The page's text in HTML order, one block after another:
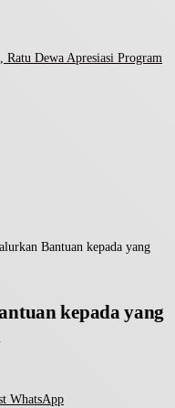
Ratu Dewa Apresiasi Program
Bantuan kepada yang
kepada yang
WhatsApp